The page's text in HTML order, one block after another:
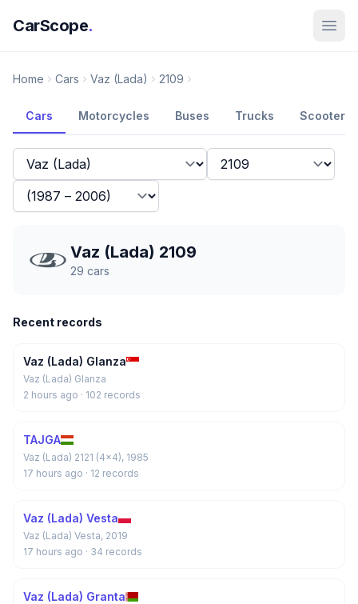
CarScope.
Home Cars Vaz (Lada) 2109
Cars Motorcycles Buses Trucks Scooters
Vaz (Lada) 2109
29 cars
Recent records
Vaz (Lada) Glanza
Vaz (Lada) Glanza
2 hours ago · 102 records
TAJGA
Vaz (Lada) 2121 (4x4), 1985
17 hours ago · 12 records
Vaz (Lada) Vesta
Vaz (Lada) Vesta, 2019
17 hours ago · 34 records
Vaz (Lada) Granta